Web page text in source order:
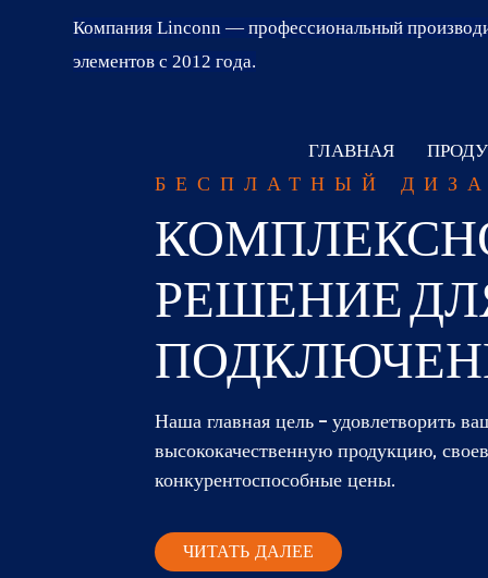
Компания Linconn — профессиональный
элементов с 2012 года.
ГЛАВНАЯ
БЕСПЛАТНЫЙ
РЕШЕНИЕ
Наша главная цель – удовлетворить
высококачественную продукцию,
конкурентоспособные цены.
ЧИТАТЬ ДАЛЕЕ